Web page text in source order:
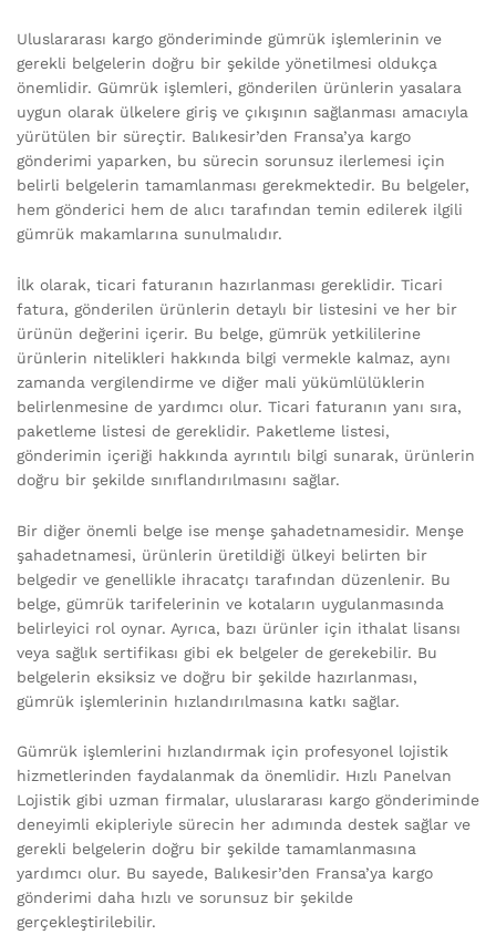
Uluslararası kargo gönderiminde gümrük işlemlerinin ve
gerekli belgelerin doğru bir şekilde yönetilmesi oldukça
önemlidir. Gümrük işlemleri, gönderilen ürünlerin yasalara
uygun olarak ülkelere giriş ve çıkışının sağlanması amacıyla
yürütülen bir süreçtir. Balıkesir’den Fransa’ya kargo
gönderimi yaparken, bu sürecin sorunsuz ilerlemesi için
belirli belgelerin tamamlanması gerekmektedir. Bu belgeler,
hem gönderici hem de alıcı tarafından temin edilerek ilgili
gümrük makamlarına sunulmalıdır.
İlk olarak, ticari faturanın hazırlanması gereklidir. Ticari
fatura, gönderilen ürünlerin detaylı bir listesini ve her bir
ürünün değerini içerir. Bu belge, gümrük yetkililerine
ürünlerin nitelikleri hakkında bilgi vermekle kalmaz, aynı
zamanda vergilendirme ve diğer mali yükümlülüklerin
belirlenmesine de yardımcı olur. Ticari faturanın yanı sıra,
paketleme listesi de gereklidir. Paketleme listesi,
gönderimin içeriği hakkında ayrıntılı bilgi sunarak, ürünlerin
doğru bir şekilde sınıflandırılmasını sağlar.
Bir diğer önemli belge ise menşe şahadetnamesidir. Menşe
şahadetnamesi, ürünlerin üretildiği ülkeyi belirten bir
belgedir ve genellikle ihracatçı tarafından düzenlenir. Bu
belge, gümrük tarifelerinin ve kotaların uygulanmasında
belirleyici rol oynar. Ayrıca, bazı ürünler için ithalat lisansı
veya sağlık sertifikası gibi ek belgeler de gerekebilir. Bu
belgelerin eksiksiz ve doğru bir şekilde hazırlanması,
gümrük işlemlerinin hızlandırılmasına katkı sağlar.
Gümrük işlemlerini hızlandırmak için profesyonel lojistik
hizmetlerinden faydalanmak da önemlidir. Hızlı Panelvan
Lojistik gibi uzman firmalar, uluslararası kargo gönderiminde
deneyimli ekipleriyle sürecin her adımında destek sağlar ve
gerekli belgelerin doğru bir şekilde tamamlanmasına
yardımcı olur. Bu sayede, Balıkesir’den Fransa’ya kargo
gönderimi daha hızlı ve sorunsuz bir şekilde
gerçekleştirilebilir.